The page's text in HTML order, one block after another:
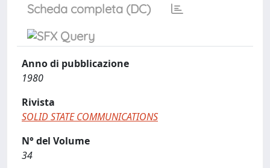
Scheda completa (DC)
Anno di pubblicazione
1980
Rivista
SOLID STATE COMMUNICATIONS
N° del Volume
34